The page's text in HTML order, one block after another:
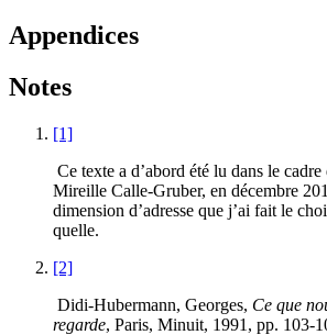
Appendices
Notes
[1]
Ce texte a d’abord été lu dans le
Mireille Calle-Gruber, en décembre
dimension d’adresse que j’ai fait le
quelle.
[2]
Didi-Hubermann, Georges, Ce que
regarde, Paris, Minuit, 1991, pp. 103-